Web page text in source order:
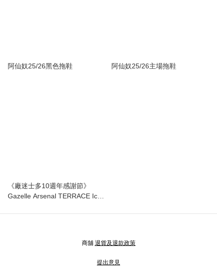
阿仙奴25/26黑色拖鞋 阿仙奴25/26主場拖鞋
《廠迷士多10週年感謝節》
Gazelle Arsenal TERRACE Icon
商舖 退貨及退款政策
提出意見